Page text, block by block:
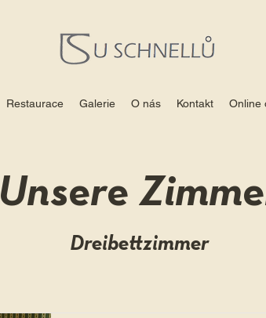
Restaurace Galerie O nás Kontakt Online
Unsere
Dreibettzimmer